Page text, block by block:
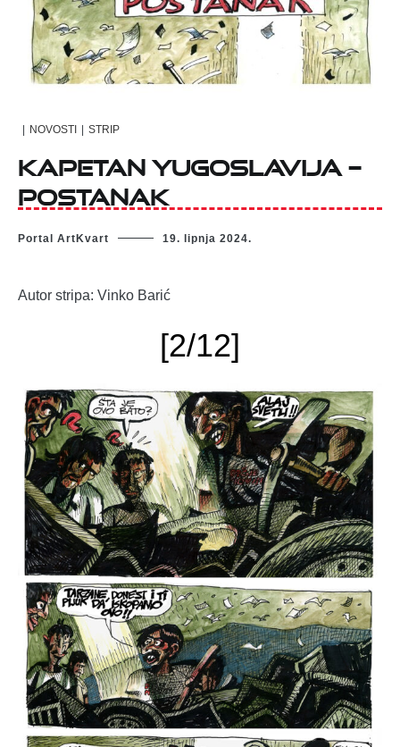
| NOVOSTI | STRIP
KAPETAN YUGOSLAVIJA –
POSTANAK
Portal ArtKvart 19. lipnja 2024.
Autor stripa: Vinko Barić
[2/12]